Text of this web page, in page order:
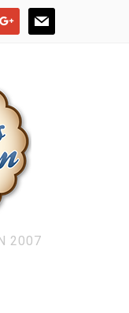
mail
2007